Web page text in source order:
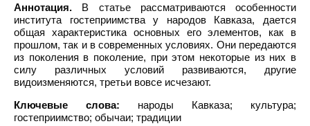
Аннотация. В статье рассматриваются особенности
института гостеприимства у народов Кавказа, дается
общая характеристика основных его элементов, как в
прошлом, так и в современных условиях. Они передаются
из поколения в поколение, при этом некоторые из них в
силу различных условий развиваются, другие
видоизменяются, третьи вовсе исчезают.
Ключевые слова: народы Кавказа; культура;
гостеприимство; обычаи; традиции